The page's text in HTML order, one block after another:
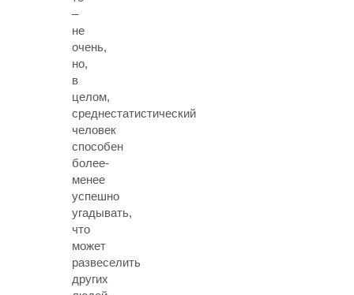
–
не
очень,
но,
в
целом,
среднестатистический
человек
способен
более-
менее
успешно
угадывать,
что
может
развеселить
других